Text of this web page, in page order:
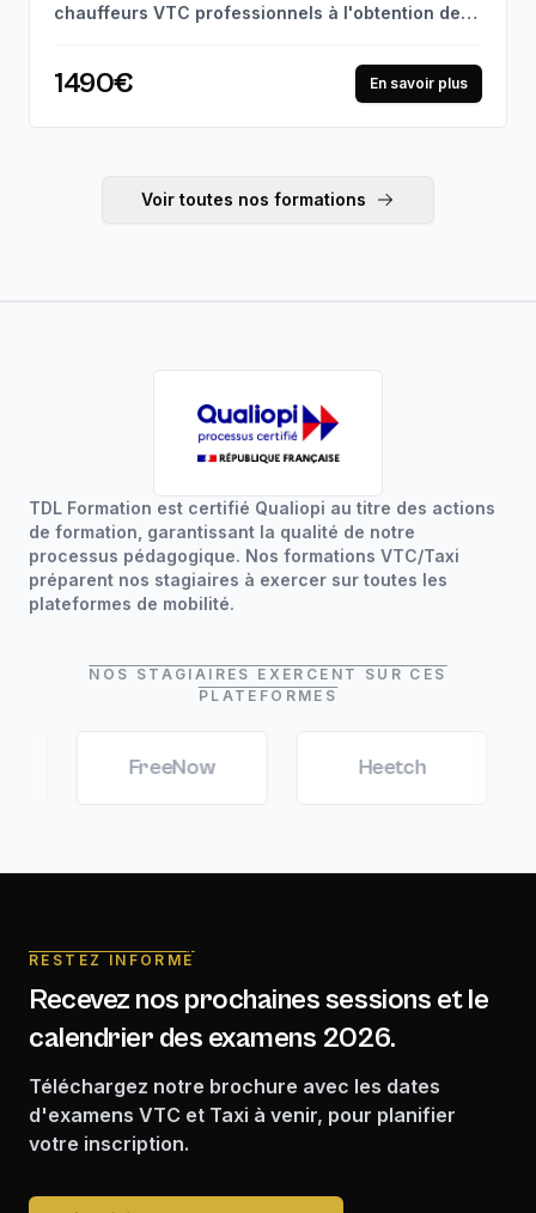
chauffeurs VTC professionnels à l'obtention de
et mises en situation réelles, jusqu'à la
certification professionnelle. 97% de réussite à
1490€ En savoir plus
Voir toutes nos formations
TDL Formation est certifié Qualiopi au titre des actions
de formation, garantissant la qualité de notre
processus pédagogique. Nos formations VTC/Taxi
préparent nos stagiaires à exercer sur toutes les
plateformes de mobilité.
NOS STAGIAIRES EXERCENT SUR CES
PLATEFORMES
FreeNow
RESTEZ INFORMÉ
Recevez nos prochaines sessions et le
calendrier des examens 2026.
Téléchargez notre brochure avec les dates
d'examens VTC et Taxi à venir, pour planifier
votre inscription.